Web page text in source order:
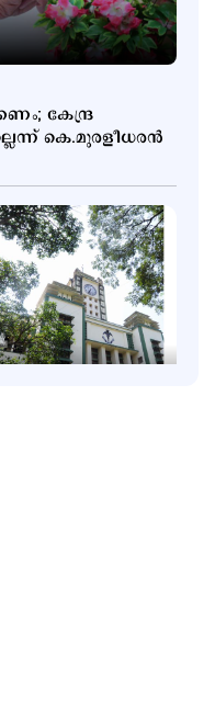
കേന്ദ്ര
കെ.മുരളീധരന്‍